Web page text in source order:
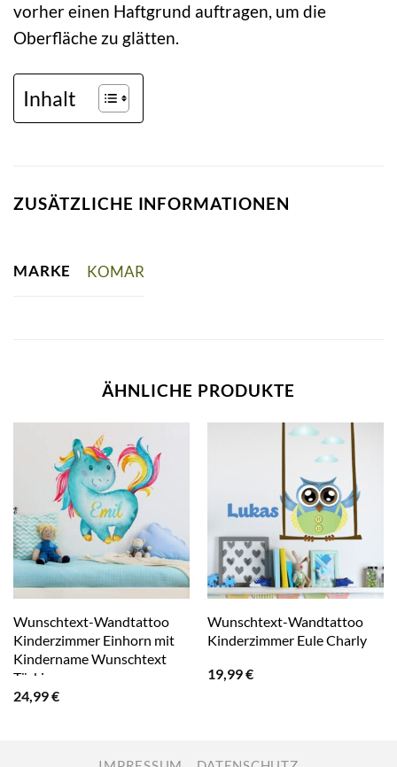
vorher einen Haftgrund auftragen, um die
Oberfläche zu glätten.
Inhalt
ZUSÄTZLICHE INFORMATIONEN
MARKE KOMAR
ÄHNLICHE PRODUKTE
Wunschtext-Wandtattoo
Kinderzimmer Einhorn mit
Kindername Wunschtext
Türkis
24,99€
Wunschtext-Wandtattoo
Kinderzimmer Eule Charly
19,99€